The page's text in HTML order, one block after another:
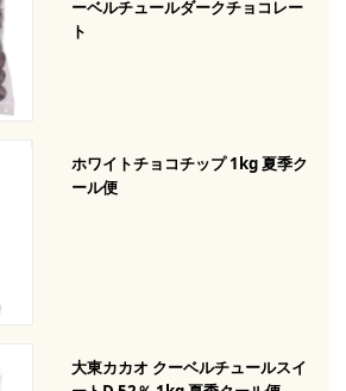
ーベルチュールダークチョコレー
ト
ホワイトチョコチップ 1kg 夏季ク
ール便
大東カカオ クーベルチュールスイ